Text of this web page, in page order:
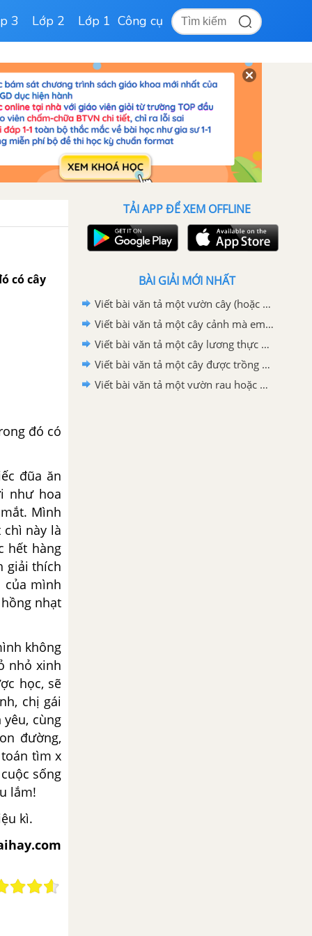
3 Lớp 2 Lớp 1 Công cụ
có cây
đó có
đũa ăn
như hoa
Mình
này là
hết hàng
giải thích
của mình
nhạt
không
nhỏ xinh
học, sẽ
chị gái
cùng
đường,
tìm x
sống
lắm!
kì.
TẢI APP ĐỂ XEM OFFLINE
BÀI GIẢI MỚI NHẤT
Viết bài văn tả một vườn cây (hoặc rặng cây) lớp 4
Viết bài văn tả một cây cảnh mà em yêu thích lớp 4
Viết bài văn tả một cây lương thực mà em yêu thích lớp 4
Viết bài văn tả một cây được trồng nhiều ở địa phương hoặc nơi em ở lớp 4
Viết bài văn tả một vườn rau hoặc một vườn hoa mà em thích lớp 4